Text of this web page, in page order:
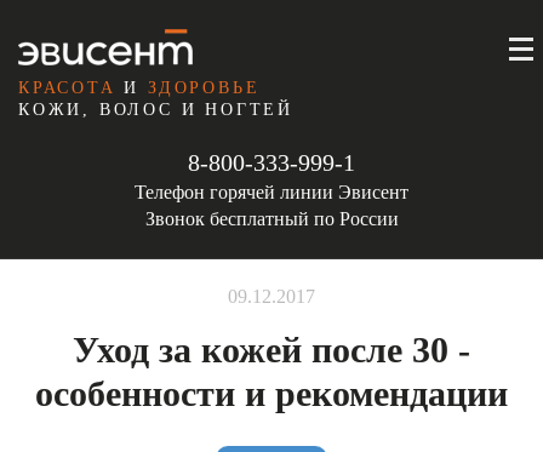
КРАСОТА ИЗДОРОВЬЕ
КОЖИ, ВОЛОС И НОГТЕЙ
8-800-333-999-1
Телефон горячей линии Эвисент
Звонок бесплатный по России
09.12.2017
Уход за кожей после 30 -
особенности и рекомендации